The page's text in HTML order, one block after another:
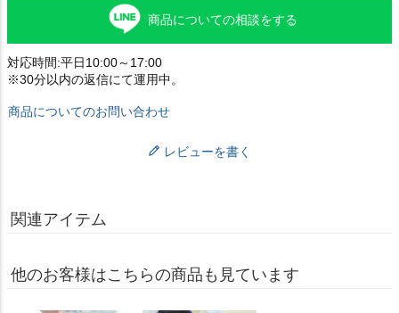
商品についての相談をする
対応時間:平日10:00～17:00
※30分以内の返信にて運用中。
商品についてのお問い合わせ
レビューを書く
関連アイテム
他のお客様はこちらの商品も見ています